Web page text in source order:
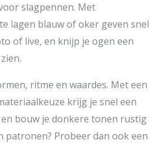
slagpennen. Met
lagen blauw of oker geven snel
of live, en knijp je ogen een
ritme en waardes. Met een
krijg je snel een
bouw je donkere tonen rustig
patronen? Probeer dan ook een